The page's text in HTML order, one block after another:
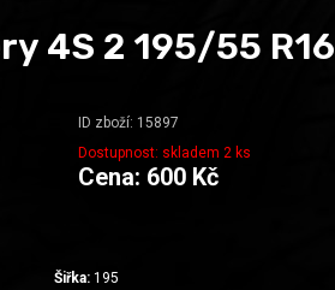
4S 2 195/55 R16
Šiřka: 195
ID zboží: 15897
Dostupnost: skladem 2 ks
Cena: 600 Kč